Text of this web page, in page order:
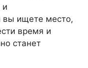
и
вы ищете место,
время и
станет